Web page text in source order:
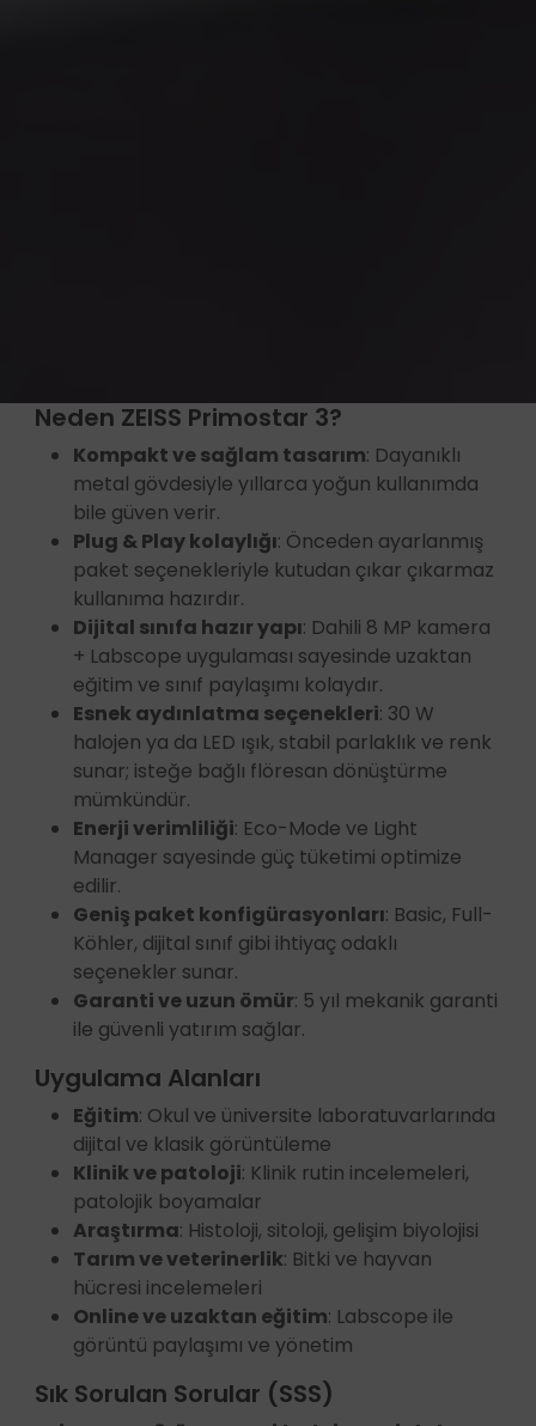
Neden ZEISS Primostar 3?
Kompakt ve sağlam tasarım: Dayanıklı
metal gövdesiyle yıllarca yoğun kullanımda
bile güven verir.
Plug & Play kolaylığı: Önceden ayarlanmış
paket seçenekleriyle kutudan çıkar çıkarmaz
kullanıma hazırdır.
Dijital sınıfa hazır yapı: Dahili 8 MP kamera
+ Labscope uygulaması sayesinde uzaktan
eğitim ve sınıf paylaşımı kolaydır.
Esnek aydınlatma seçenekleri: 30 W
halojen ya da LED ışık, stabil parlaklık ve renk
sunar; isteğe bağlı flöresan dönüştürme
mümkündür.
Enerji verimliliği: Eco-Mode ve Light
Manager sayesinde güç tüketimi optimize
edilir.
Geniş paket konfigürasyonları: Basic, Full-
Köhler, dijital sınıf gibi ihtiyaç odaklı
seçenekler sunar.
Garanti ve uzun ömür: 5 yıl mekanik garanti
ile güvenli yatırım sağlar.
Uygulama Alanları
Eğitim: Okul ve üniversite laboratuvarlarında
dijital ve klasik görüntüleme
Klinik ve patoloji: Klinik rutin incelemeleri,
patolojik boyamalar
Araştırma: Histoloji, sitoloji, gelişim biyolojisi
Tarım ve veterinerlik: Bitki ve hayvan
hücresi incelemeleri
Online ve uzaktan eğitim: Labscope ile
görüntü paylaşımı ve yönetim
Sık Sorulan Sorular (SSS)